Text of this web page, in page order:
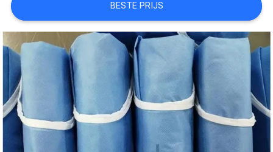
PRIVACY
POLICY
BESTE PRIJS